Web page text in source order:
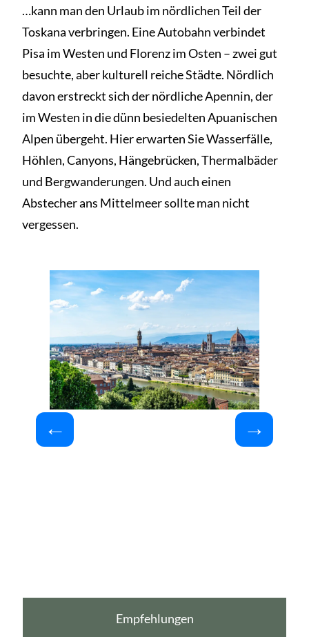
…kann man den Urlaub im nördlichen Teil der
Toskana verbringen. Eine Autobahn verbindet
Pisa im Westen und Florenz im Osten – zwei gut
besuchte, aber kulturell reiche Städte. Nördlich
davon erstreckt sich der nördliche Apennin, der
im Westen in die dünn besiedelten Apuanischen
Alpen übergeht. Hier erwarten Sie Wasserfälle,
Höhlen, Canyons, Hängebrücken, Thermalbäder
und Bergwanderungen. Und auch einen
Abstecher ans Mittelmeer sollte man nicht
vergessen.
Empfehlungen